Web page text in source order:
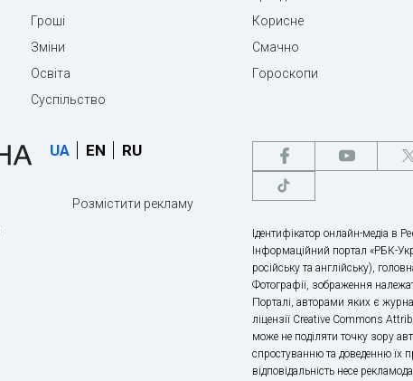
Гроші
Зміни
Освіта
Суспільство
Корисне
Смачно
Гороскопи
UA EN RU
Розмістити рекламу
Ідентифікатор онлайн-медіа в
Інформаційний портал «РБК-
російську та англійську),
Фотографії, зображення
Порталі, авторами яких є
ліцензії Creative Commons
може не поділяти точку зору
спростуванню та доведенню їх
відповідальність несе